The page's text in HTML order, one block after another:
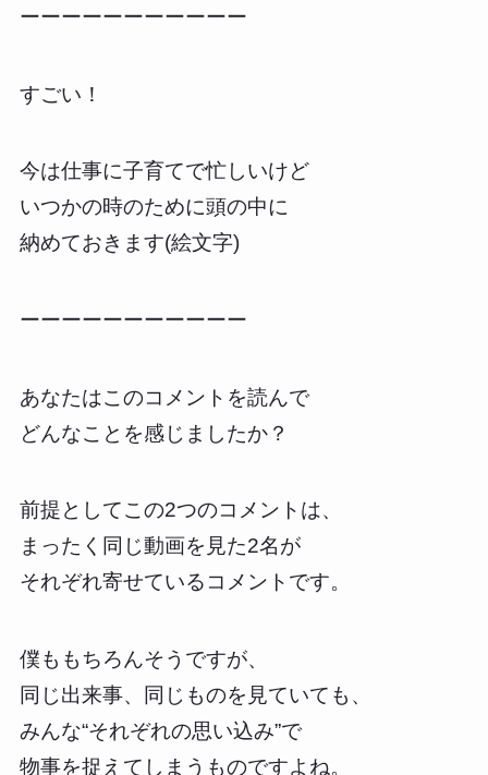
ーーーーーーーーーーー
すごい！
今は仕事に子育てで忙しいけど
いつかの時のために頭の中に
納めておきます(絵文字)
ーーーーーーーーーーー
あなたはこのコメントを読んで
どんなことを感じましたか？
前提としてこの2つのコメントは、
まったく同じ動画を見た2名が
それぞれ寄せているコメントです。
僕ももちろんそうですが、
同じ出来事、同じものを見ていても、
みんな“それぞれの思い込み”で
物事を捉えてしまうものですよね。